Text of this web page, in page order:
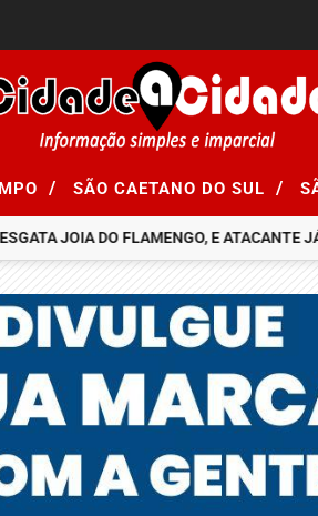
/ SÃO CAETANO DO SUL /
JOIA DO FLAMENGO, E ATACANTE